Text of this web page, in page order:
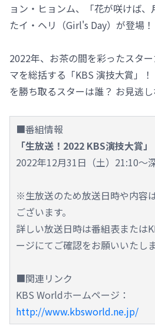
ョン・ヒョンム、「花が咲けば
たイ・ヘリ（Girl's Day）が登場！
2022年、お茶の間を彩ったスタ
マを総括する「KBS 演技大賞」
を勝ち取るスターは誰？ お見逃し
■番組情報
「生放送！2022 KBS演技大賞」
2022年12月31日（土）21:10～
※生放送のため放送日時や内容
ございます。
詳しい放送日時は番組表または
ージにてご確認をお願いいたしま
■関連リンク
KBS Worldホームページ：
http://www.kbsworld.ne.jp/